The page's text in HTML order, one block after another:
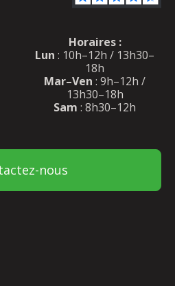
Horaires :
Lun : 10h–12h / 13h30–
18h
Mar–Ven : 9h–12h /
13h30–18h
Sam : 8h30–12h
nous